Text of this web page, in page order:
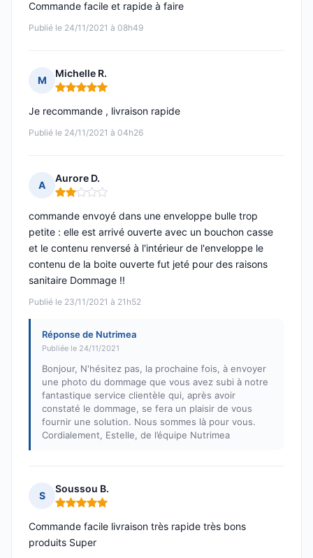
Publié le 24/11/2021 à 08h49
Commande facile et rapide à faire
M
Michelle R.
Note : 5 sur 5
Publié le 24/11/2021 à 04h26
Je recommande , livraison rapide
A
Aurore D.
Note : 2 sur 5
Publié le 23/11/2021 à 21h52
commande envoyé dans une enveloppe bulle trop
petite : elle est arrivé ouverte avec un bouchon casse
et le contenu renversé à l'intérieur de l'enveloppe le
contenu de la boite ouverte fut jeté pour des raisons
sanitaire Dommage !!
Réponse de Nutrimea
Publiée le 24/11/2021
Bonjour, N'hésitez pas, la prochaine fois, à envoyer
une photo du dommage que vous avez subi à notre
fantastique service clientèle qui, après avoir
constaté le dommage, se fera un plaisir de vous
fournir une solution. Nous sommes là pour vous.
Cordialement, Estelle, de l’équipe Nutrimea
S
Soussou B.
Note : 5 sur 5
Commande facile livraison très rapide très bons
produits Super